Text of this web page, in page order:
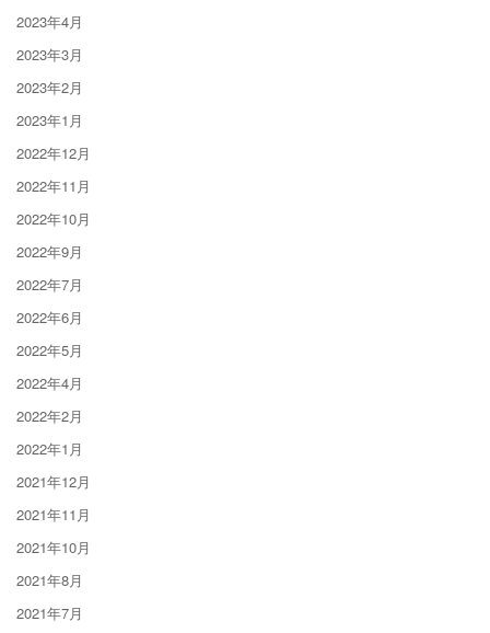
2023年4月
2023年3月
2023年2月
2023年1月
2022年12月
2022年11月
2022年10月
2022年9月
2022年7月
2022年6月
2022年5月
2022年4月
2022年2月
2022年1月
2021年12月
2021年11月
2021年10月
2021年8月
2021年7月